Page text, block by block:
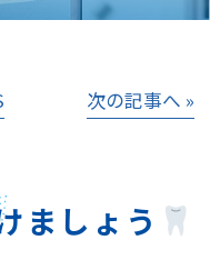
次の記事へ »
ましょう